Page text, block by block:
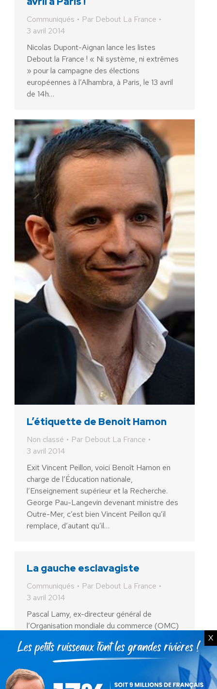
Communiqués Par Debout La France
3 avril 2014
Nicolas Dupont-Aignan lance les listes
Debout la France ! « Ni système, ni extrêmes
» pour la campagne des élections
européennes à l’Alhambra, à Paris, le 13 avril
de 14h…
L’étiquette de Benoit Hamon
Non classé Par Debout La France
3 avril 2014
Exit Vincent Peillon, voici Benoît Hamon en
charge de l’Éducation nationale,
l’Enseignement supérieur et la Recherche.
George Pau-Langevin devenant ministre des
Outre-Mer, c’est bien Vincent Peillon qu’il
remplace, d’autant qu’il…
La gauche esclavagiste
Communiqués Par Debout La France
3 avril 2014
Pascal Lamy, ex-directeur général de
l’Organisation mondiale du commerce (OMC)
plaidé hier pour plus de «flexibilité» sur le
marché du travail, avec notamment…
X